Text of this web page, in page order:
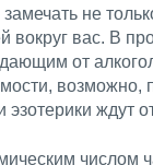
не
вокруг вас. В
от
возможно,
эзотерики ждут
числом